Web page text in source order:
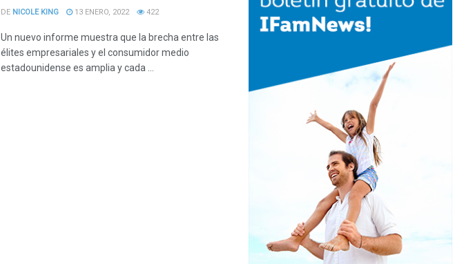
DE NICOLE KING 13 ENERO, 2022 422
Un nuevo informe muestra que la brecha entre las
élites empresariales y el consumidor medio
estadounidense es amplia y cada ...